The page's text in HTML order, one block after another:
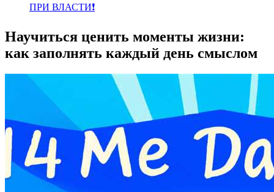
ПРИ ВЛАСТИ❗️
Научиться ценить моменты жизни:
как заполнять каждый день смыслом